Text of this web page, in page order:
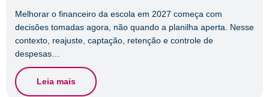
Melhorar o financeiro da escola em 2027 começa com
decisões tomadas agora, não quando a planilha aperta. Nesse
contexto, reajuste, captação, retenção e controle de
despesas…
Leia mais